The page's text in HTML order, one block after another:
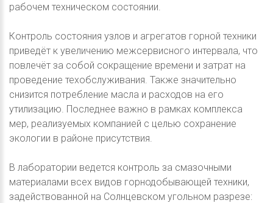
рабочем техническом состоянии.
Контроль состояния узлов и агрегатов горной техники
приведёт к увеличению межсервисного интервала, что
повлечёт за собой сокращение времени и затрат на
проведение техобслуживания. Также значительно
снизится потребление масла и расходов на его
утилизацию. Последнее важно в рамках комплекса
мер, реализуемых компанией с целью сохранение
экологии в районе присутствия.
В лаборатории ведется контроль за смазочными
материалами всех видов горнодобывающей техники,
задействованной на Солнцевском угольном разрезе: